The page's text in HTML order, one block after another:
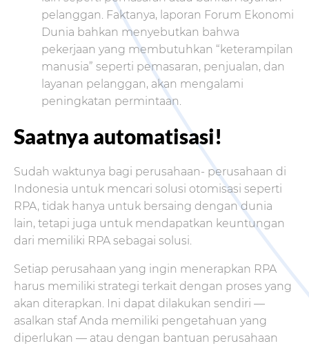
pelanggan. Faktanya, laporan Forum Ekonomi
Dunia bahkan menyebutkan bahwa
pekerjaan yang membutuhkan “keterampilan
manusia” seperti pemasaran, penjualan, dan
layanan pelanggan, akan mengalami
peningkatan permintaan.
Saatnya automatisasi!
Sudah waktunya bagi perusahaan- perusahaan di
Indonesia untuk mencari solusi otomisasi seperti
RPA, tidak hanya untuk bersaing dengan dunia
lain, tetapi juga untuk mendapatkan keuntungan
dari memiliki RPA sebagai solusi.
Setiap perusahaan yang ingin menerapkan RPA
harus memiliki strategi terkait dengan proses yang
akan diterapkan. Ini dapat dilakukan sendiri —
asalkan staf Anda memiliki pengetahuan yang
diperlukan — atau dengan bantuan perusahaan